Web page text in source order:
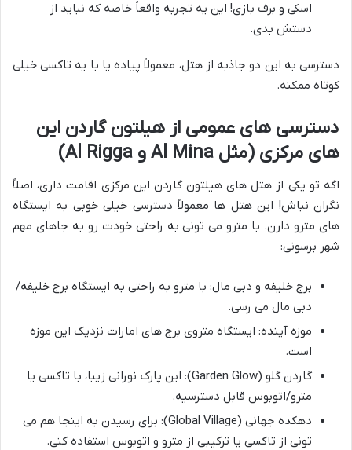
اسکی و برف بازی! این یه تجربه واقعاً خاصه که نباید از
دستش بدی.
دسترسی به این دو جاذبه از هتل، معمولاً پیاده یا با یه تاکسی خیلی
کوتاه ممکنه.
دسترسی های عمومی از هیلتون گاردن این
های مرکزی (مثل Al Mina و Al Rigga)
اگه تو یکی از هتل های هیلتون گاردن این مرکزی اقامت داری، اصلاً
نگران نباش! این هتل ها معمولاً دسترسی خیلی خوبی به ایستگاه
های مترو دارن. با مترو می تونی به راحتی خودت رو به جاهای مهم
شهر برسونی:
برج خلیفه و دبی مال: با مترو به راحتی به ایستگاه برج خلیفه/
دبی مال می رسی.
موزه آینده: ایستگاه متروی برج های امارات نزدیک این موزه
است.
گاردن گلو (Garden Glow): این پارک نورانی زیبا، با تاکسی یا
مترو/اتوبوس قابل دسترسیه.
دهکده جهانی (Global Village): برای رسیدن به اینجا هم می
تونی از تاکسی یا ترکیبی از مترو و اتوبوس استفاده کنی.